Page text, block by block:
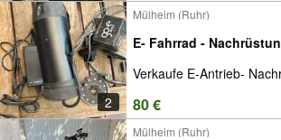
2
Mülheim (Ruhr)
E- Fahrrad -
Verkaufe E-Antrieb-
80 €
Mülheim (Ruhr)